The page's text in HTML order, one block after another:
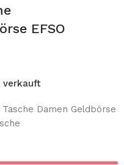
EFSO
verkauft
Damen Geldbörse